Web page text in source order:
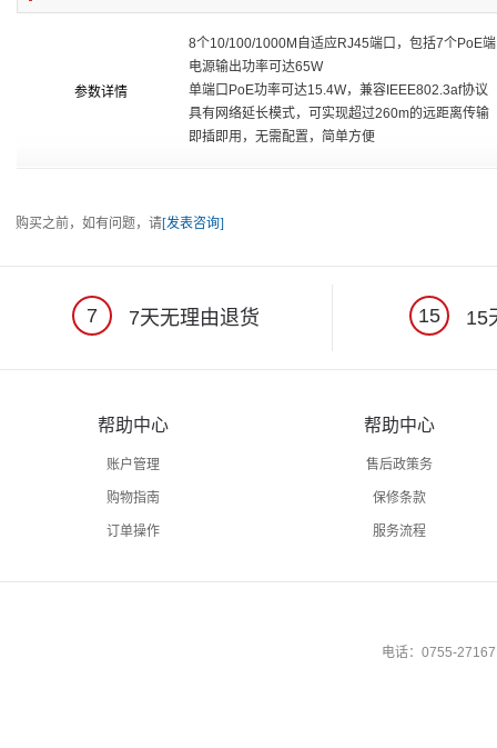
参数详情
8个10/100/1000M自适应RJ45端口，包括7个PoE
电源输出功率可达65W
单端口PoE功率可达15.4W，兼容IEEE802.3af协议
具有网络延长模式，可实现超过260m的远距离传输
即插即用，无需配置，简单方便
购买之前，如有问题，请[发表咨询]
7 7天无理由退货 15 15
帮助中心
账户管理
购物指南
订单操作
帮助中心
售后政策务
保修条款
服务流程
电话：0755-